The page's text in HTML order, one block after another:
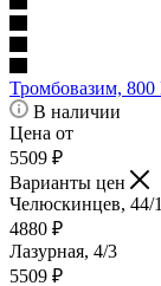
Тромбовазим,
В наличии
Цена от
5509 ₽
Варианты цен
Челюскинцев, 44/1
4880 ₽
Лазурная, 4/3
5509 ₽